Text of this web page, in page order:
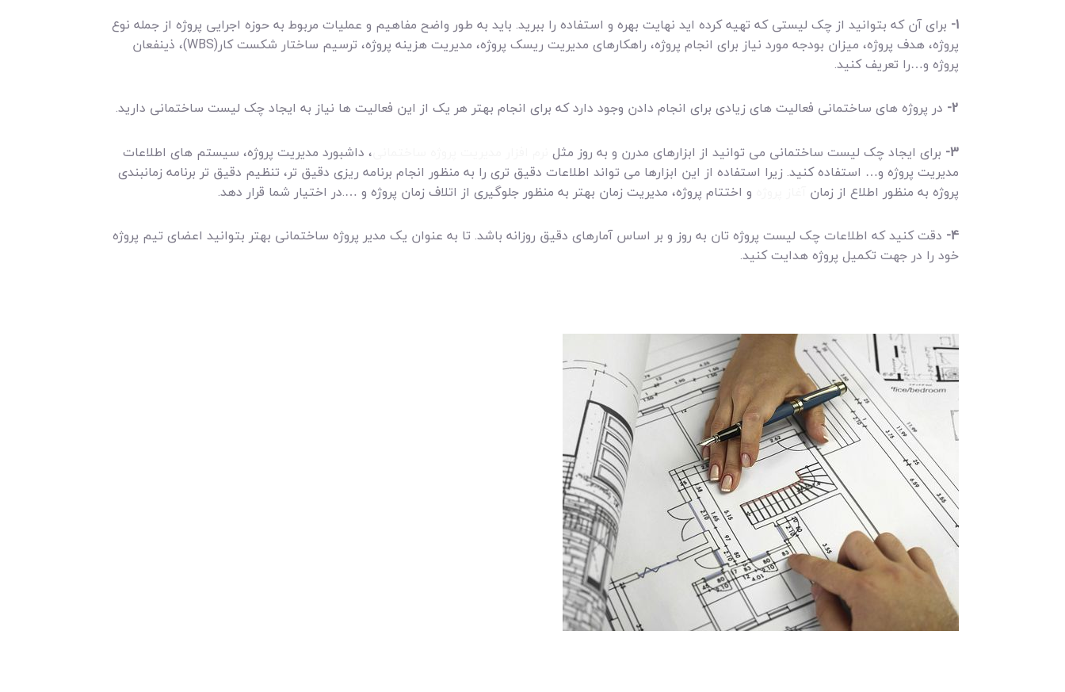
1- برای آن که بتوانید از چک لیستی که تهیه کرده اید نهایت بهره و استفاده را ببرید. باید به طور واضح مفاهیم و عملیات مربوط به حوزه اجرایی پروژه از جمله نوع
پروژه، هدف پروژه، میزان بودجه مورد نیاز برای انجام پروژه، راهکارهای مدیریت ریسک پروژه، مدیریت هزینه پروژه، ترسیم ساختار شکست کار(WBS)، ذینفعان
پروژه و…را تعریف کنید.
2- در پروژه های ساختمانی فعالیت های زیادی برای انجام دادن وجود دارد که برای انجام بهتر هر یک از این فعالیت ها نیاز به ایجاد چک لیست ساختمانی دارید.
3- برای ایجاد چک لیست ساختمانی می توانید از ابزارهای مدرن و به روز مثل
، داشبورد مدیریت پروژه، سیستم های اطلاعات
مدیریت پروژه و… استفاده کنید. زیرا استفاده از این ابزارها می تواند اطلاعات دقیق تری را به منظور انجام برنامه ریزی دقیق تر، تنظیم دقیق تر برنامه زمانبندی
پروژه به منظور اطلاع از زمان
و اختتام پروژه، مدیریت زمان بهتر به منظور جلوگیری از اتلاف زمان پروژه و ….در اختیار شما قرار دهد.
4- دقت کنید که اطلاعات چک لیست پروژه تان به روز و بر اساس آمارهای دقیق روزانه باشد. تا به عنوان یک مدیر پروژه ساختمانی بهتر بتوانید اعضای تیم پروژه
خود را در جهت تکمیل پروژه هدایت کنید.